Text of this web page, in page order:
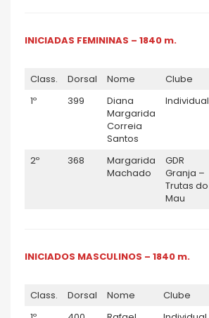
INICIADAS FEMININAS – 1840 m.
Class. Dorsal Nome Clube
1º
399
Diana
Margarida
Correia
Santos
Individual
2º 368
Margarida
Machado
GDR
Granja –
Trutas do
Mau
INICIADOS MASCULINOS – 1840 m.
Class. Dorsal Nome Clube